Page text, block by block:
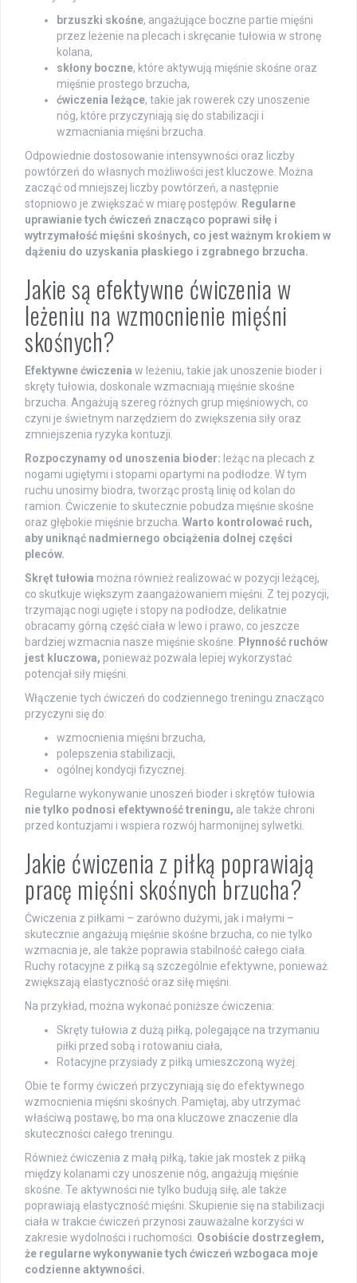
brzuszki skośne, angażujące boczne partie mięśni
przez leżenie na plecach i skręcanie tułowia w stronę
kolana,
skłony boczne, które aktywują mięśnie skośne oraz
mięśnie prostego brzucha,
ćwiczenia leżące, takie jak rowerek czy unoszenie
nóg, które przyczyniają się do stabilizacji i
wzmacniania mięśni brzucha.
Odpowiednie dostosowanie intensywności oraz liczby
powtórzeń do własnych możliwości jest kluczowe. Można
zacząć od mniejszej liczby powtórzeń, a następnie
stopniowo je zwiększać w miarę postępów. Regularne
uprawianie tych ćwiczeń znacząco poprawi siłę i
wytrzymałość mięśni skośnych, co jest ważnym krokiem w
dążeniu do uzyskania płaskiego i zgrabnego brzucha.
Jakie są efektywne ćwiczenia w
leżeniu na wzmocnienie mięśni
skośnych?
Efektywne ćwiczenia w leżeniu, takie jak unoszenie bioder i
skręty tułowia, doskonale wzmacniają mięśnie skośne
brzucha. Angażują szereg różnych grup mięśniowych, co
czyni je świetnym narzędziem do zwiększenia siły oraz
zmniejszenia ryzyka kontuzji.
Rozpoczynamy od unoszenia bioder: leżąc na plecach z
nogami ugiętymi i stopami opartymi na podłodze. W tym
ruchu unosimy biodra, tworząc prostą linię od kolan do
ramion. Ćwiczenie to skutecznie pobudza mięśnie skośne
oraz głębokie mięśnie brzucha. Warto kontrolować ruch,
aby uniknąć nadmiernego obciążenia dolnej części
pleców.
Skręt tułowia można również realizować w pozycji leżącej,
co skutkuje większym zaangażowaniem mięśni. Z tej pozycji,
trzymając nogi ugięte i stopy na podłodze, delikatnie
obracamy górną część ciała w lewo i prawo, co jeszcze
bardziej wzmacnia nasze mięśnie skośne. Płynność ruchów
jest kluczowa, ponieważ pozwala lepiej wykorzystać
potencjał siły mięśni.
Włączenie tych ćwiczeń do codziennego treningu znacząco
przyczyni się do:
wzmocnienia mięśni brzucha,
polepszenia stabilizacji,
ogólnej kondycji fizycznej.
Regularne wykonywanie unoszeń bioder i skrętów tułowia
nie tylko podnosi efektywność treningu, ale także chroni
przed kontuzjami i wspiera rozwój harmonijnej sylwetki.
Jakie ćwiczenia z piłką poprawiają
pracę mięśni skośnych brzucha?
Ćwiczenia z piłkami – zarówno dużymi, jak i małymi –
skutecznie angażują mięśnie skośne brzucha, co nie tylko
wzmacnia je, ale także poprawia stabilność całego ciała.
Ruchy rotacyjne z piłką są szczególnie efektywne, ponieważ
zwiększają elastyczność oraz siłę mięśni.
Na przykład, można wykonać poniższe ćwiczenia:
Skręty tułowia z dużą piłką, polegające na trzymaniu
piłki przed sobą i rotowaniu ciała,
Rotacyjne przysiady z piłką umieszczoną wyżej.
Obie te formy ćwiczeń przyczyniają się do efektywnego
wzmocnienia mięśni skośnych. Pamiętaj, aby utrzymać
właściwą postawę, bo ma ona kluczowe znaczenie dla
skuteczności całego treningu.
Również ćwiczenia z małą piłką, takie jak mostek z piłką
między kolanami czy unoszenie nóg, angażują mięśnie
skośne. Te aktywności nie tylko budują siłę, ale także
poprawiają elastyczność mięśni. Skupienie się na stabilizacji
ciała w trakcie ćwiczeń przynosi zauważalne korzyści w
zakresie wydolności i ruchomości. Osobiście dostrzegłem,
że regularne wykonywanie tych ćwiczeń wzbogaca moje
codzienne aktywności.